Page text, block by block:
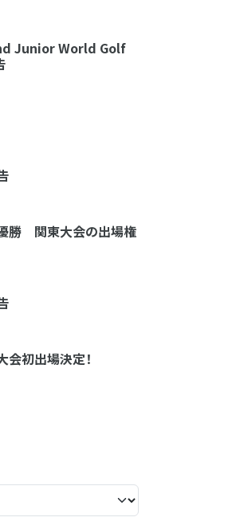
Junior World Golf
勝 関東大会の出場権
初出場決定！